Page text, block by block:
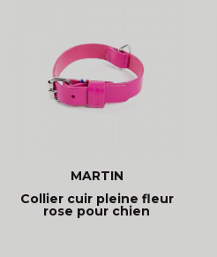
MARTIN
Collier cuir pleine fleur
rose pour chien